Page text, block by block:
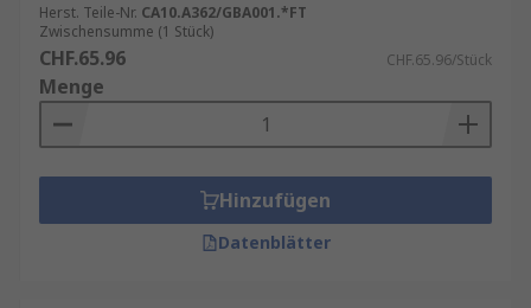
Herst. Teile-Nr. CA10.A362/GBA001.*FT
Zwischensumme (1 Stück)
CHF.65.96 CHF.65.96/Stück
Menge
Hinzufügen
Datenblätter